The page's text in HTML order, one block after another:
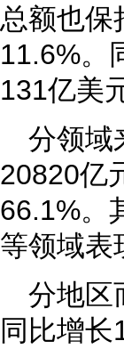
总额也保
11.6%。
131亿美
分领域
20820亿
66.1%。
等领域表
分地区
同比增